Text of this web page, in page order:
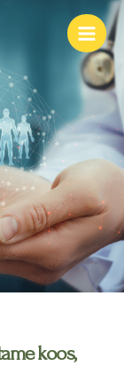
Main
koos,